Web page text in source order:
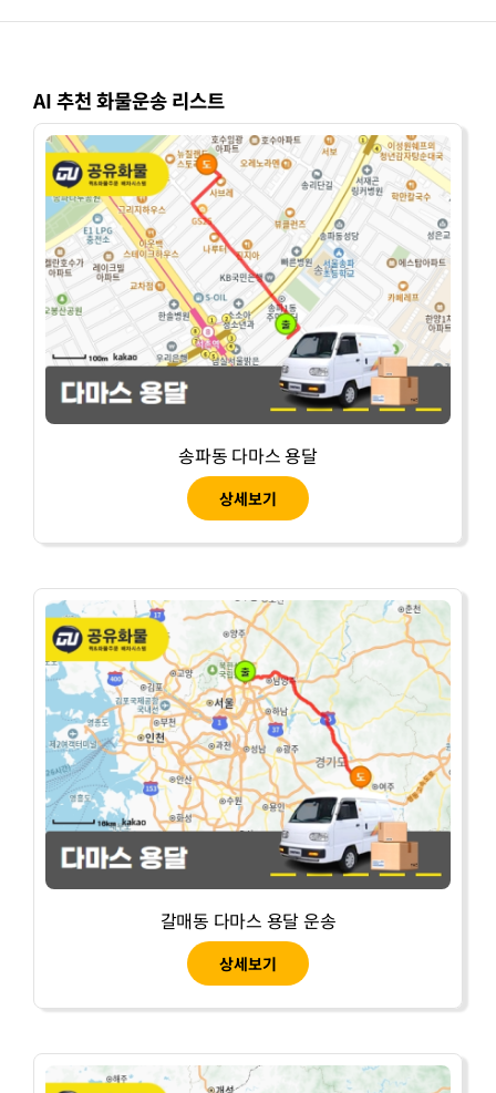
AI 추천 화물운송 리스트
송파동 다마스 용달
상세보기
갈매동 다마스 용달 운송
상세보기